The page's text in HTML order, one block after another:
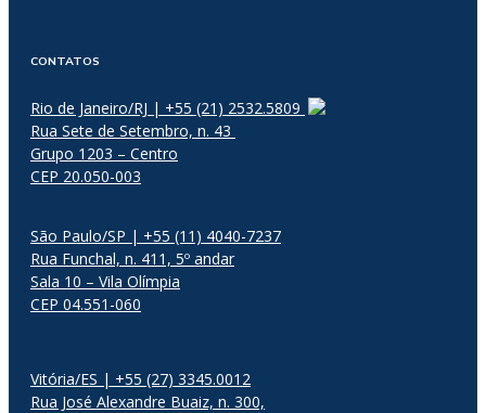
CONTATOS
Rio de Janeiro/RJ | +55 (21) 2532.5809
Rua Sete de Setembro, n. 43
Grupo 1203 – Centro
CEP 20.050-003
São Paulo/SP | +55 (11) 4040-7237
Rua Funchal, n. 411, 5º andar
Sala 10 – Vila Olímpia
CEP 04.551-060
Vitória/ES | +55 (27) 3345.0012
Rua José Alexandre Buaiz, n. 300,